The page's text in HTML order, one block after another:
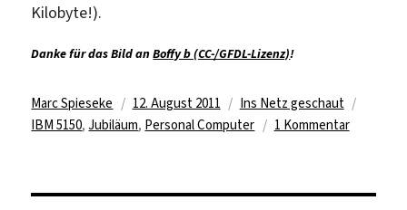
Kilobyte!).
Danke für das Bild anBoffy b (CC-/GFDL-Lizenz)!
Autor
Marc Spieseke
Veröffentlicht
am
12. August 2011 Kategorien
Ins Netz geschaut
IBM 5150,Jubiläum, Personal Computer 1 Kommentarzu
PC!